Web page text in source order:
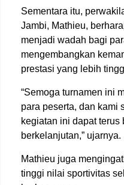
Sementara itu,
Jambi, Mathieu,
menjadi wadah bagi
mengembangkan
prestasi yang lebih
“Semoga turnamen ini
para peserta, dan kami
kegiatan ini dapat terus
berkelanjutan,” ujarnya.
Mathieu juga
tinggi nilai sportivitas